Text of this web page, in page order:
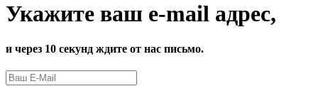
Укажите ваш e-mail адрес,
и через 10 секунд ждите от нас письмо.